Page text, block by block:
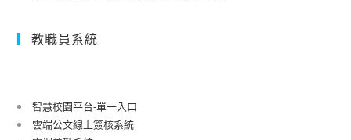
教職員系統
智慧校園平台-單一入口
雲端公文線上簽核系統